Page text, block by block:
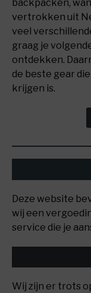
backpacken,
vertrokken uit
veel
graag je
ontdekken.
de beste gear
krijgen is.
Deze website
wij een
service die je
Wij zijn er trots